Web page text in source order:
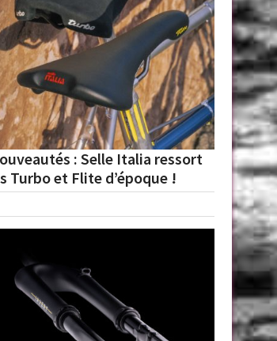
: Selle Italia ressort
Turbo et Flite d’époque !